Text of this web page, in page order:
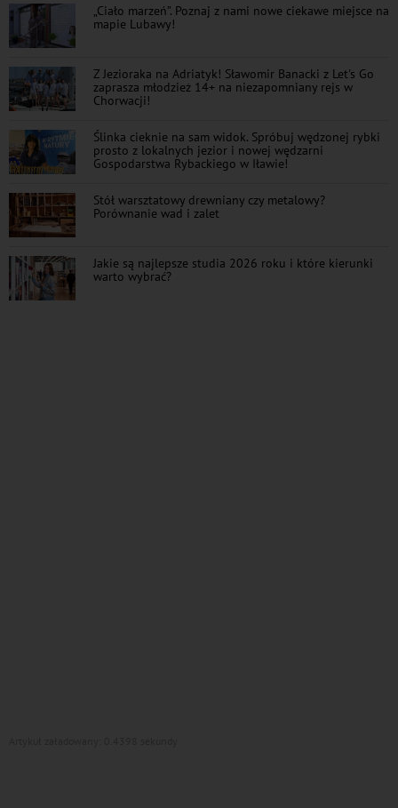
„Ciało marzeń”. Poznaj z nami nowe ciekawe miejsce na
mapie Lubawy!
Z Jezioraka na Adriatyk! Sławomir Banacki z Let's Go
zaprasza młodzież 14+ na niezapomniany rejs w
Chorwacji!
Ślinka cieknie na sam widok. Spróbuj wędzonej rybki
prosto z lokalnych jezior i nowej wędzarni
Gospodarstwa Rybackiego w Iławie!
Stół warsztatowy drewniany czy metalowy?
Porównanie wad i zalet
Jakie są najlepsze studia 2026 roku i które kierunki
warto wybrać?